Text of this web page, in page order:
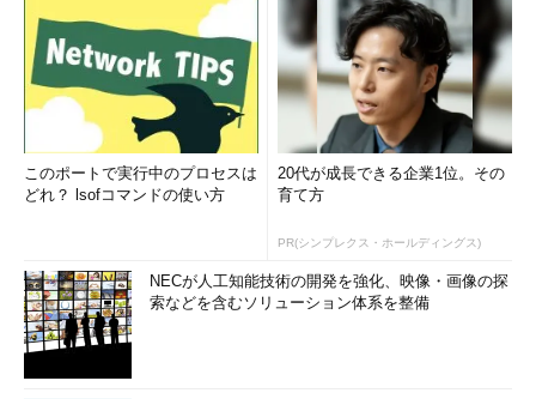
トアップの無効化などができる画面が表示される。実行したい項
目にチェックを入れて、［Proceed］ボタンをクリックすればよ
い。
このポートで実行中のプロセスは
どれ？ lsofコマンドの使い方
20代が成長できる企業1位。その
育て方
PR(シンプレクス・ホールディングス)
NECが人工知能技術の開発を強化、映像・画像の探
索などを含むソリューション体系を整備